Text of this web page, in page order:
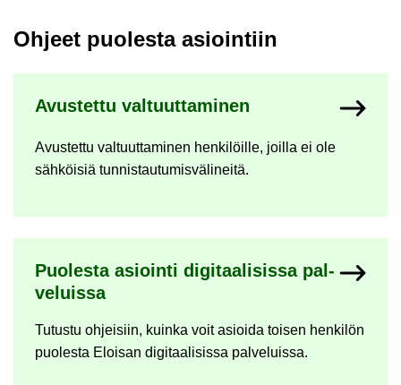
Oh­jeet puo­les­ta asioin­tiin
Avus­tet­tu val­tuut­ta­mi­nen
Avus­tet­tu val­tuut­ta­mi­nen hen­ki­löil­le, joil­la ei ole
säh­köi­siä tun­nis­tau­tu­mis­vä­li­nei­tä.
Puo­les­ta asioin­ti di­gi­taa­li­sis­sa pal­
ve­luis­sa
Tu­tus­tu oh­jei­siin, kuin­ka voit asioi­da toi­sen hen­ki­lön
puo­les­ta Eloi­san di­gi­taa­li­sis­sa pal­ve­luis­sa.